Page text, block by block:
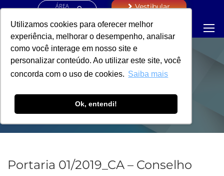
Utilizamos cookies para oferecer melhor
experiência, melhorar o desempenho, analisar
como você interage em nosso site e
personalizar conteúdo. Ao utilizar este site, você
concorda com o uso de cookies. Saiba mais
Ok, entendi!
ÁREA
Vestibular
PORTARIA - VICE-
REITORIA
Portaria 01/2019_CA – Conselho